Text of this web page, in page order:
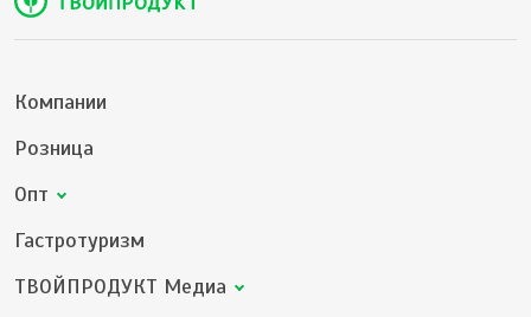
Компании
Розница
Опт
Гастротуризм
ТВОЙПРОДУКТ Медиа